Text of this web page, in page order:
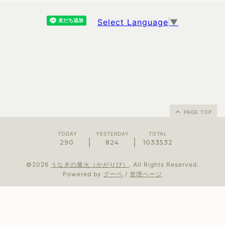
Select Language ▼
PAGE TOP
TODAY
290
YESTERDAY
824
TOTAL
1033532
©2026 うなぎの篝火（かがりび） . All Rights Reserved.
Powered by グーペ / 管理ページ